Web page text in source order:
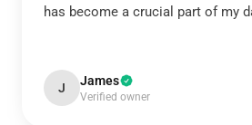
has become a crucial part of my
J James
Verified owner